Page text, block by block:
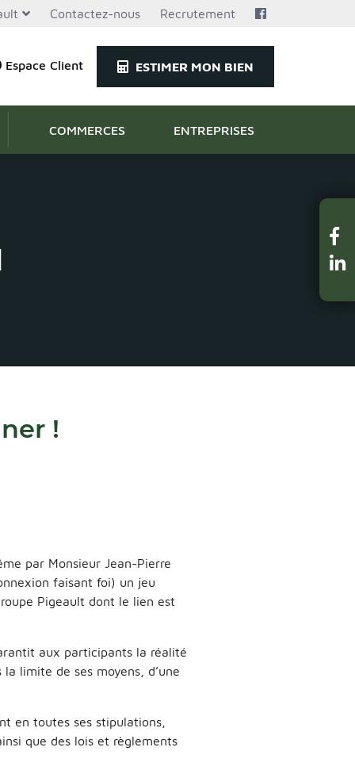
Contactez-nous Recrutement
Espace Client ESTIMER MON BIEN
COMMERCES ENTREPRISES
!
par Monsieur Jean-Pierre
faisant foi) un jeu
Pigeault dont le lien est
aux participants la réalité
limite de ses moyens, d’une
en toutes ses stipulations,
que des lois et règlements